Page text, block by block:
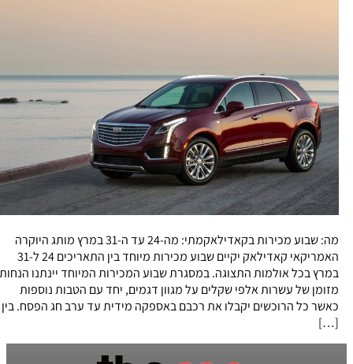
מה: שבוע מכירות בקאדילאקמתי: מה-24 עד ה-31 במרץ מותג היוקרה
האמריקאי קאדילאק יקיים שבוע מכירות מיוחד בין התאריכים 24 ל-31
במרץ בכל אולמות התצוגה. במסגרת שבוע המכירות המיוחד יינתנו הנחות
מזומן של עשרות אלפי שקלים על מגוון דגמים, יחד עם הטבות נוספות
כאשר כל הרוכשים יקבלו את רכבם באספקה מידית עד ערב חג הפסח. בין
[…]